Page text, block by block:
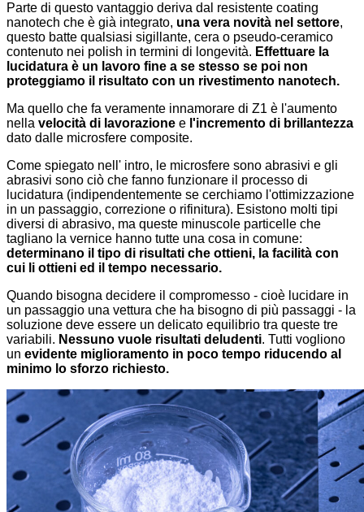
Parte di questo vantaggio deriva dal resistente coating
nanotech che è già integrato, una vera novità nel settore,
questo batte qualsiasi sigillante, cera o pseudo-ceramico
contenuto nei polish in termini di longevità. Effettuare la
lucidatura è un lavoro fine a se stesso se poi non
proteggiamo il risultato con un rivestimento nanotech.
Ma quello che fa veramente innamorare di Z1 è l'aumento
nella velocità di lavorazione e l'incremento di brillantezza
dato dalle microsfere composite.
Come spiegato nell' intro, le microsfere sono abrasivi e gli
abrasivi sono ciò che fanno funzionare il processo di
lucidatura (indipendentemente se cerchiamo l'ottimizzazione
in un passaggio, correzione o rifinitura). Esistono molti tipi
diversi di abrasivo, ma queste minuscole particelle che
tagliano la vernice hanno tutte una cosa in comune:
determinano il tipo di risultati che ottieni, la facilità con
cui li ottieni ed il tempo necessario.
Quando bisogna decidere il compromesso - cioè lucidare in
un passaggio una vettura che ha bisogno di più passaggi - la
soluzione deve essere un delicato equilibrio tra queste tre
variabili. Nessuno vuole risultati deludenti. Tutti vogliono
un evidente miglioramento in poco tempo riducendo al
minimo lo sforzo richiesto.